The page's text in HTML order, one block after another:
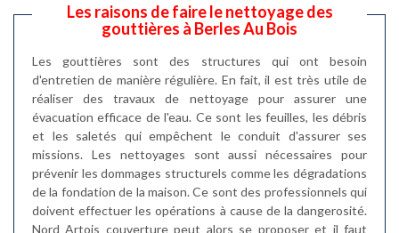
Les raisons de faire le nettoyage des
gouttières à Berles Au Bois
Les gouttières sont des structures qui ont besoin
d'entretien de manière régulière. En fait, il est très utile de
réaliser des travaux de nettoyage pour assurer une
évacuation efficace de l'eau. Ce sont les feuilles, les débris
et les saletés qui empêchent le conduit d'assurer ses
missions. Les nettoyages sont aussi nécessaires pour
prévenir les dommages structurels comme les dégradations
de la fondation de la maison. Ce sont des professionnels qui
doivent effectuer les opérations à cause de la dangerosité.
Nord Artois couverture peut alors se proposer et il faut